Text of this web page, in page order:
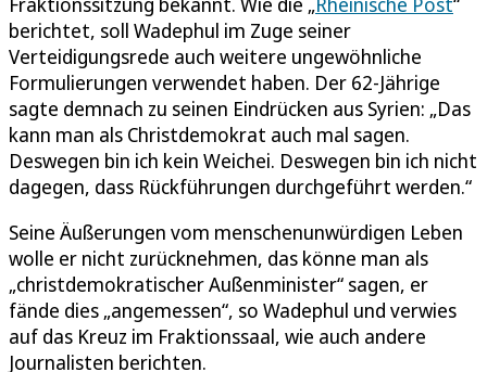
berichtet, soll Wadephul im Zuge seiner
Verteidigungsrede auch weitere ungewöhnliche
Formulierungen verwendet haben. Der 62-Jährige
sagte demnach zu seinen Eindrücken aus Syrien: „Das
kann man als Christdemokrat auch mal sagen.
Deswegen bin ich kein Weichei. Deswegen bin ich nicht
dagegen, dass Rückführungen durchgeführt werden.“
Seine Äußerungen vom menschenunwürdigen Leben
wolle er nicht zurücknehmen, das könne man als
„christdemokratischer Außenminister“ sagen, er
fände dies „angemessen“, so Wadephul und verwies
auf das Kreuz im Fraktionssaal, wie auch andere
Journalisten berichten.